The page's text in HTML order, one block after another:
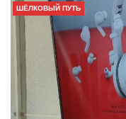
ШЁЛКОВЫЙ ПУТЬ